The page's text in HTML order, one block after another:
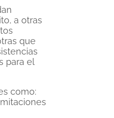
a otras
que
para el
como: